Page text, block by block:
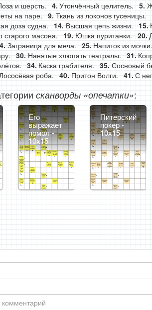
и шерсть. Утончённый целитель.
на паре. Ткань из локонов гусеницы.
доза судна. Высшая цепь жизни.
старого масона. Юшка пуританки.
Заграница для меча. Напиток из мочки.
Нанятые хлюпать театралы.
Каска грабителя. Сосновый
роба. Притон Волги. С
сканворды «опечатки»:
Его
выражает
помол -
10x15
Питерский
покер -
10x15